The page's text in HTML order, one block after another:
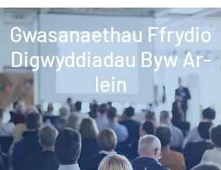
Gwasanaethau Ffrydio
Digwyddiadau Byw Ar-
lein